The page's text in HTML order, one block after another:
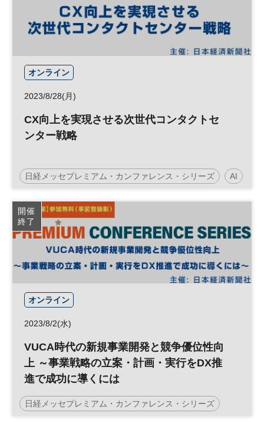
プレミアム・カンファレンス・シリーズ
オンライン
2023/8/28(月)
CX向上を実現させる次世代コンタクトセ
ンター戦略
日経メッセプレミアム・カンファレンス・シリーズ AI
コンタクトセンター デジタルシフト 人工知能
CX 参加無料
プレミアム・カンファレンス・シリーズ
開催
終了
オンライン
2023/8/2(水)
VUCA時代の新規事業開発と競争優位性向
上 ～事業戦略の立案・計画・実行をDX推
進で成功に導くには
日経メッセプレミアム・カンファレンス・シリーズ